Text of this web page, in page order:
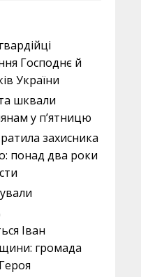
Господнє й
України
шквали
у п’ятницю
захисника
понад два роки
Іван
громада